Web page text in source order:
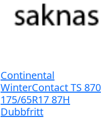
Continental
WinterContact TS 870
175/65R17 87H
Dubbfritt